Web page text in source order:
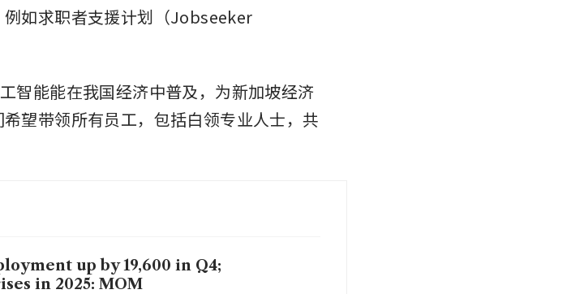
如求职者支援计划（Jobseeker
智能能在我国经济中普及，为新加坡经济
望带领所有员工，包括白领专业人士，共
up by 19,600 in Q4;
in 2025: MOM